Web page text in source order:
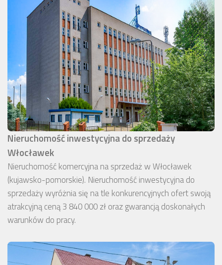
Nieruchomość inwestycyjna do sprzedaży
Włocławek
Nieruchomość komercyjna na sprzedaż w Włocławek
(kujawsko-pomorskie). Nieruchomość inwestycyjna do
sprzedaży wyróżnia się na tle konkurencyjnych ofert swoją
atrakcyjną ceną 3 840 000 zł oraz gwarancją doskonałych
warunków do pracy.